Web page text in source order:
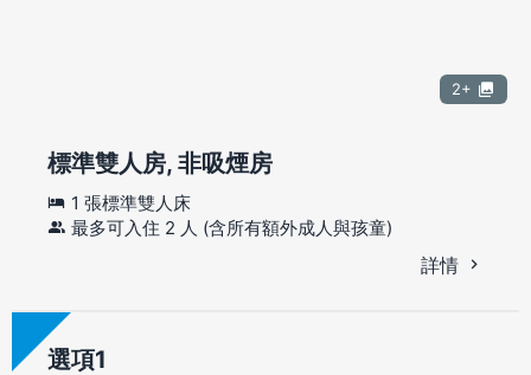
2+
標準雙人房, 非吸煙房
1 張標準雙人床
最多可入住 2 人 (含所有額外成人與孩童)
詳情
選項